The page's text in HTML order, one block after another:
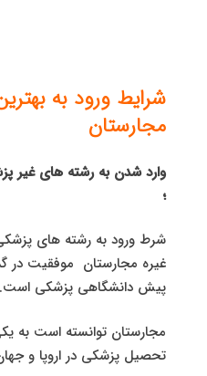
شرایط ورود به
مجارستان
وارد شدن به رشته های غیر
؛
شرط ورود به رشته های
غیره مجارستان موفقیت در
پیش دانشگاهی پزشکی است.
مجارستان توانسته است به
تحصیل پزشکی در اروپا و